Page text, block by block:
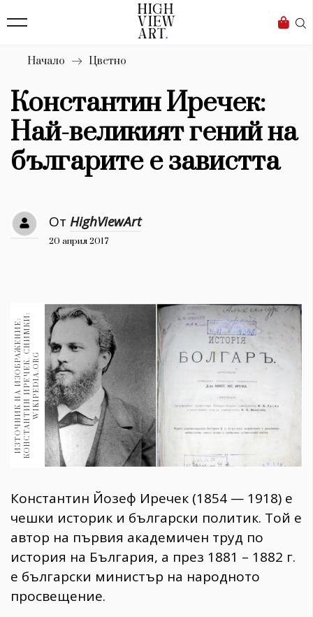
Бизнес
Мода
Dialogue
Изкуство
4340
Красота
Дизайн
Книги
30+ 1970
Гурме 1710
Пътувай
237
Здраве 389
Gentlemen
382
Wellness
1817
ПОСЛЕДВАЙТЕ
Начало Цветно
Константин Иречек:
Най-великият гений на
българите е завистта
От HighViewArt
20 април 2017
И
З
Т
О
Ч
Н
И
К
Н
А
И
З
О
Б
РА
Ж
Е
Н
И
Е
:
К
О
Н
С
Т
А
Н
Т
И
Н
И
Р
Е
Ч
Е
К
.
С
Н
И
М
К
И:
W
I
K
I
P
E
D
I
A
.
O
RG
Константин Йозеф Иречек (1854 — 1918) е
чешки историк и български политик. Той е
автор на първия академичен труд по
история на България, а през 1881 – 1882 г.
е български министър на народното
просвещение.